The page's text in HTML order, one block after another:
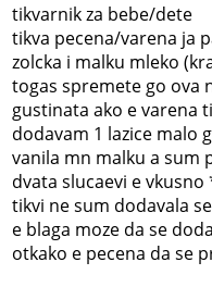
tikvarnik za bebe/dete
tikva pecena/varena ja
zolcka i malku mleko
togas spremete go ova
gustinata ako e varena
dodavam 1 lazice malo
vanila mn malku a sum
dvata slucaevi e
tikvi ne sum dodavala
e blaga moze da se
otkako e pecena da se